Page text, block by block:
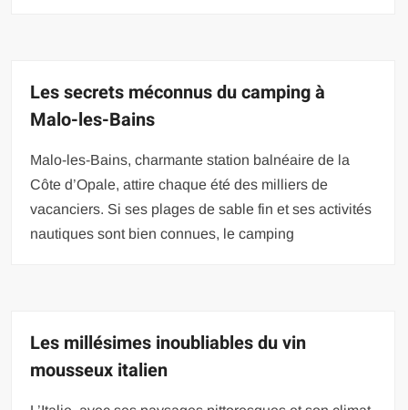
Les secrets méconnus du camping à
Malo-les-Bains
Malo-les-Bains, charmante station balnéaire de la
Côte d’Opale, attire chaque été des milliers de
vacanciers. Si ses plages de sable fin et ses activités
nautiques sont bien connues, le camping
Les millésimes inoubliables du vin
mousseux italien